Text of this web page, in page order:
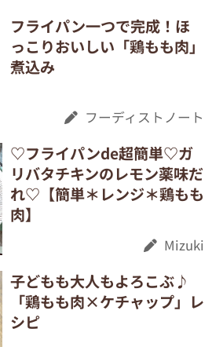
フライパン一つで完成！ほ
っこりおいしい「鶏もも肉」
煮込み
フーディストノート
♡フライパンde超簡単♡ガ
リバタチキンのレモン薬味だ
れ♡【簡単＊レンジ＊鶏もも
肉】
Mizuki
子どもも大人もよろこぶ♪
「鶏もも肉×ケチャップ」レ
シピ